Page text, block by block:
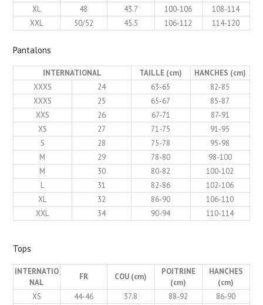
XL
48 43.7 100-106
108-114
XXL
50/52 45.5 106-112 114-120
Pantalons
INTERNATIONAL TAILLE (cm)
HANCHES (cm)
XXXS
24 63-65
82-85
XXXS
25 65-67
85-87
XXS
26 67-71
87-91
XS
27 71-75
91-95
S
28 75-78
95-98
M
29 78-80
98-100
M
30 80-82
100-102
L
31 82-86
102-106
XL
32 86-90
106-110
XXL
34 90-94 110-114
Tops
INTERNATIO
NAL
FR COU (cm)
POITRINE
(cm)
HANCHES
(cm)
XS
44-46 37.8 88-92
86-90